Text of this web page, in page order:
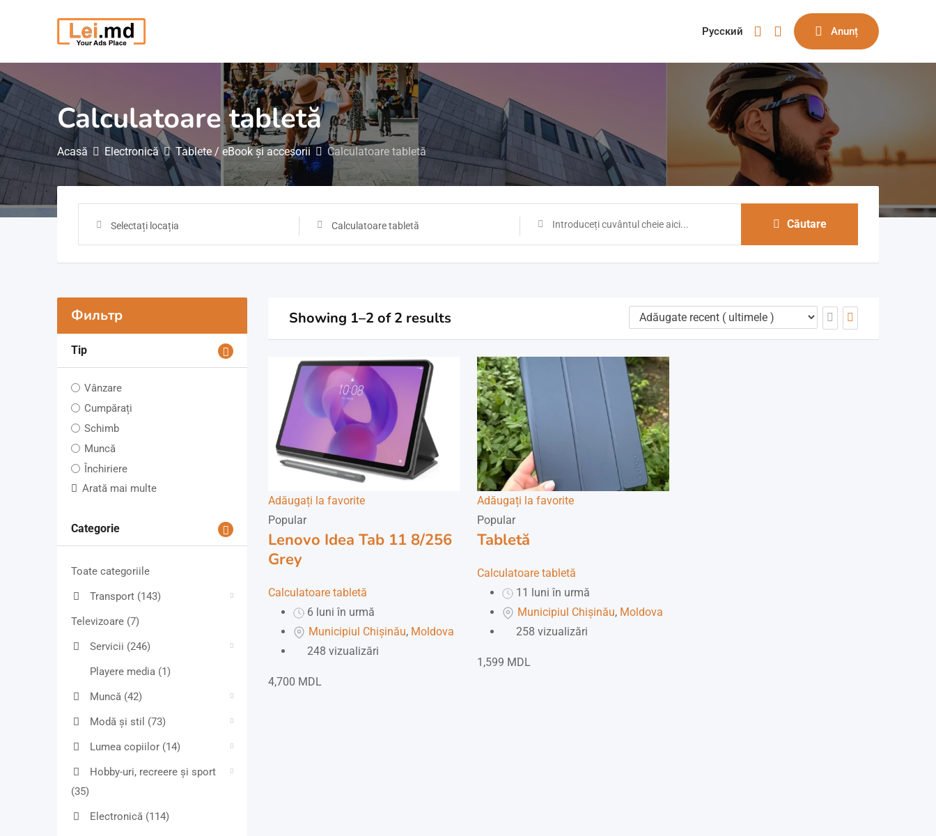
Русский Anunț
Calculatoare tabletă
Acasă Electronică Tablete / eBook și accesorii Calculatoare tabletă
Selectați locația Calculatoare tabletă Căutare
Фильтр
Tip
Vânzare
Cumpărați
Schimb
Muncă
Închiriere
Arată mai multe
Categorie
Toate categoriile
Transport (143)
Televizoare (7)
Servicii (246)
Playere media (1)
Muncă (42)
Modă și stil (73)
Lumea copiilor (14)
Hobby-uri, recreere și sport
(35)
Electronică (114)
Showing 1–2 of 2 results
Adăugați la favorite
Popular
Lenovo Idea Tab 11 8/256
Grey
Calculatoare tabletă
6 luni în urmă
Municipiul Chișinău, Moldova
248 vizualizări
4,700 MDL
Adăugați la favorite
Popular
Tabletă
Calculatoare tabletă
11 luni în urmă
Municipiul Chișinău, Moldova
258 vizualizări
1,599 MDL